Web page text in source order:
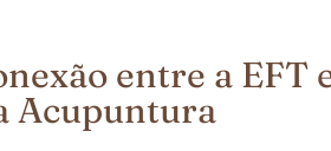
entre a EFT
Acupuntura